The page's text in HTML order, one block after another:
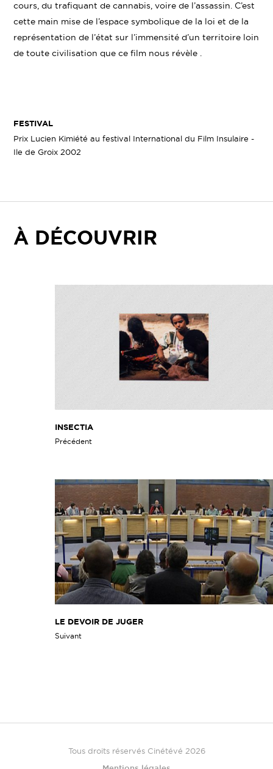
cours, du trafiquant de cannabis, voire de l’assassin. C’est
cette main mise de l’espace symbolique de la loi et de la
représentation de l’état sur l’immensité d’un territoire loin
de toute civilisation que ce film nous révèle .
FESTIVAL
Prix Lucien Kimiété au festival International du Film Insulaire -
Ile de Groix 2002
À DÉCOUVRIR
INSECTIA
Précédent
LE DEVOIR DE JUGER
Suivant
Tous droits réservés Cinétévé 2026